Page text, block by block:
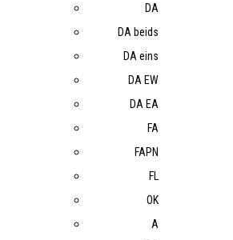
DA
DA beids
DA eins
DA EW
DA EA
FA
FAPN
FL
OK
A